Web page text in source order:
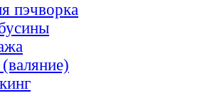
пэчворка